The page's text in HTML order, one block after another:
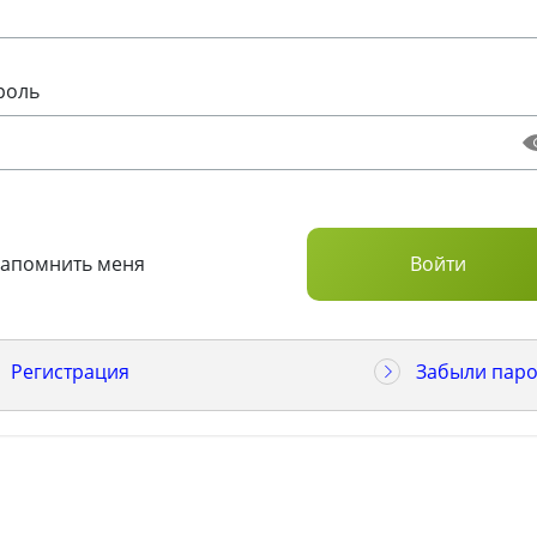
меня
Регистрация Забыли